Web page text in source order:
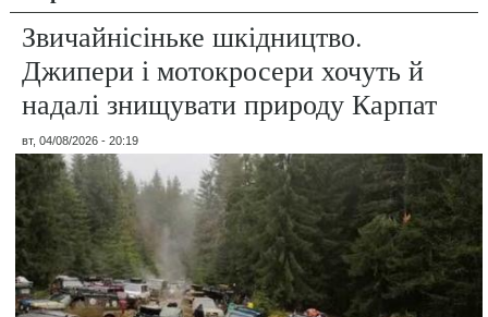
Звичайнісіньке шкідництво.
Джипери і мотокросери хочуть й
надалі знищувати природу Карпат
вт, 04/08/2026 - 20:19